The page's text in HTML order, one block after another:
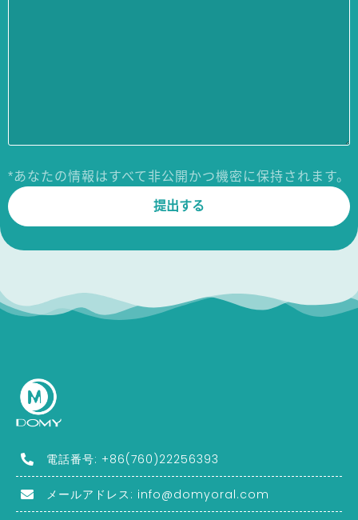
*あなたの情報はすべて非公開かつ機密に保持されます。
電話番号: +86(760)22256393
メールアドレス: info@domyoral.com